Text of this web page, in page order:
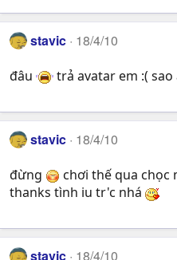
stavic 18/4/10
đâu trả avatar em :( sao
stavic 18/4/10
đừng
chơi thế qua chọc
thanks tình iu tr'c nhá
stavic 18/4/10